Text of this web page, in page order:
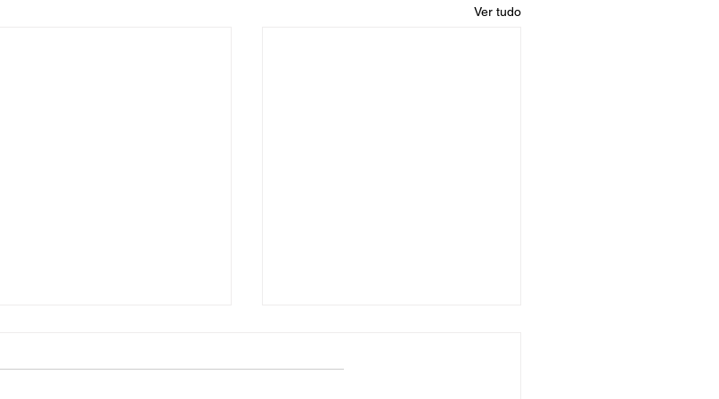
Ver tudo